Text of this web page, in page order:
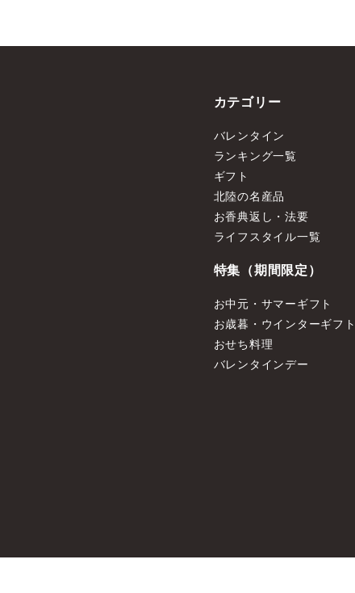
カテゴリー
バレンタイン
ランキング一覧
ギフト
北陸の名産品
お香典返し・法要
ライフスタイル一覧
特集（期間限定）
お中元・サマーギフト
お歳暮・ウインターギフ
おせち料理
バレンタインデー